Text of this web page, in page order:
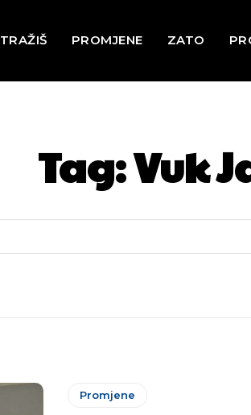
TRAŽIŠ PROMJENE ZATO
Tag:Vuk
Promjene